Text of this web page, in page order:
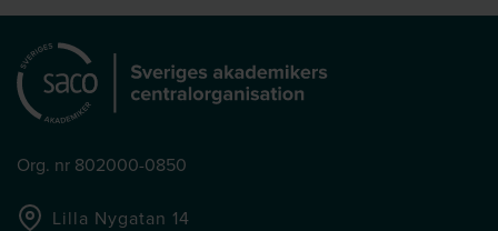
Org. nr 802000-0850
Lilla Nygatan 14